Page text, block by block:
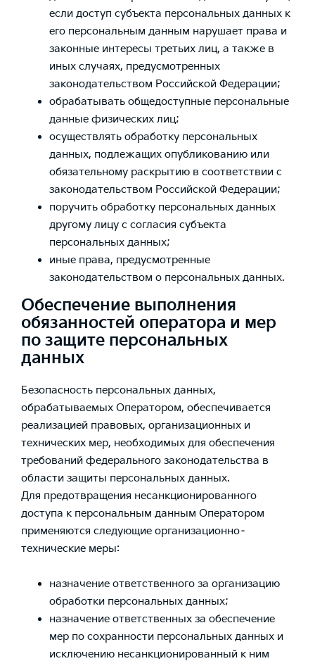
если доступ субъекта персональных данных к
его персональным данным нарушает права и
законные интересы третьих лиц, а также в
иных случаях, предусмотренных
законодательством Российской Федерации;
обрабатывать общедоступные персональные
данные физических лиц;
осуществлять обработку персональных
данных, подлежащих опубликованию или
обязательному раскрытию в соответствии с
законодательством Российской Федерации;
поручить обработку персональных данных
другому лицу с согласия субъекта
персональных данных;
иные права, предусмотренные
законодательством о персональных данных.
Обеспечение выполнения
обязанностей оператора и мер
по защите персональных
данных
Безопасность персональных данных,
обрабатываемых Оператором, обеспечивается
реализацией правовых, организационных и
технических мер, необходимых для обеспечения
требований федерального законодательства в
области защиты персональных данных.
Для предотвращения несанкционированного
доступа к персональным данным Оператором
применяются следующие организационно–
технические меры:
назначение ответственного за организацию
обработки персональных данных;
назначение ответственных за обеспечение
мер по сохранности персональных данных и
исключению несанкционированный к ним